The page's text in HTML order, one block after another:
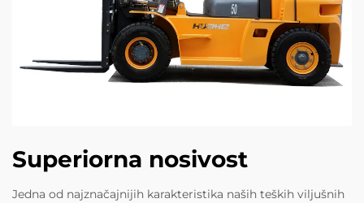
Superiorna nosivost
Jedna od najznačajnijih karakteristika naših teških viljušnih